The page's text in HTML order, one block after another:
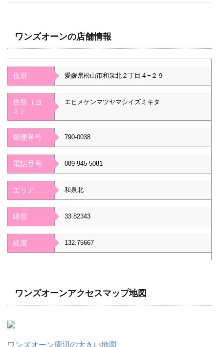
ワンズオーンの店舗情報
住所 愛媛県松山市和泉北２丁目４−２９
住所（ヨ
ミ）
エヒメケンマツヤマシイズミキタ
郵便番号 790-0038
電話番号 089-945-5081
エリア 和泉北
緯度 33.82343
経度 132.75667
ワンズオーンアクセスマップ地図
ワンズオーン周辺の大きい地図